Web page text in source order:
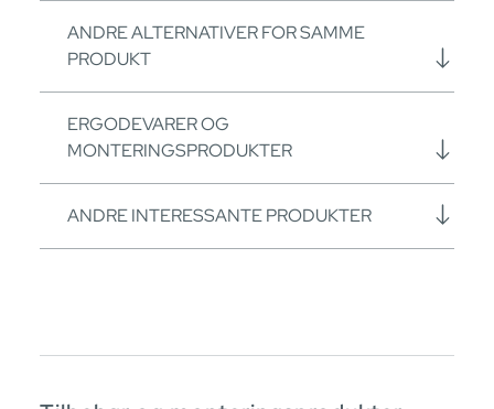
ANDRE ALTERNATIVER FOR SAMME
PRODUKT
ERGODEVARER OG
MONTERINGSPRODUKTER
ANDRE INTERESSANTE PRODUKTER